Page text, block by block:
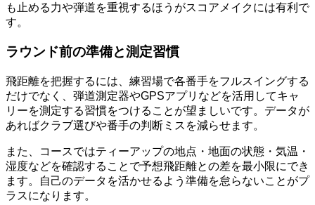
も止める力や弾道を重視するほうがスコアメイクには有利で
す。
ラウンド前の準備と測定習慣
飛距離を把握するには、練習場で各番手をフルスイングする
だけでなく、弾道測定器やGPSアプリなどを活用してキャ
リーを測定する習慣をつけることが望ましいです。データが
あればクラブ選びや番手の判断ミスを減らせます。
また、コースではティーアップの地点・地面の状態・気温・
湿度などを確認することで予想飛距離との差を最小限にでき
ます。自己のデータを活かせるよう準備を怠らないことがプ
ラスになります。